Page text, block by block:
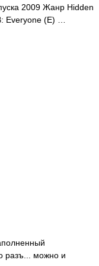
2009 Жанр Hidden
Everyone (E) …
разъ... можно и